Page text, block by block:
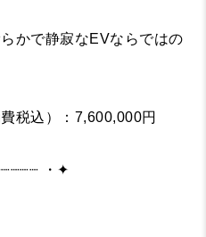
かで静寂なEVならではの
税込）：7,600,000円
・✦